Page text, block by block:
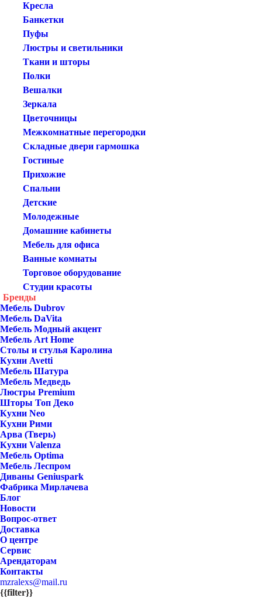
Кресла
Банкетки
Пуфы
Люстры и светильники
Ткани и шторы
Полки
Вешалки
Зеркала
Цветочницы
Межкомнатные перегородки
Складные двери гармошка
Гостиные
Прихожие
Спальни
Детские
Молодежные
Домашние кабинеты
Мебель для офиса
Ванные комнаты
Торговое оборудование
Студии красоты
Бренды
Мебель Dubrov
Мебель DaVita
Мебель Модный акцент
Мебель Art Home
Столы и стулья Каролина
Кухни Avetti
Мебель Шатура
Мебель Медведь
Люстры Premium
Шторы Топ Деко
Кухни Neo
Кухни Рими
Арва (Тверь)
Кухни Valenza
Мебель Optima
Мебель Леспром
Диваны Geniuspark
Фабрика Мирлачева
Блог
Новости
Вопрос-ответ
Доставка
О центре
Сервис
Арендаторам
Контакты
mzralexs@mail.ru
{{filter}}